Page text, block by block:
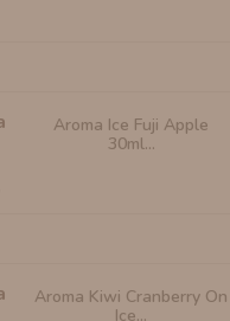
Aroma Ice Fuji Apple
30ml...
Aroma Kiwi Cranberry On
Ice...